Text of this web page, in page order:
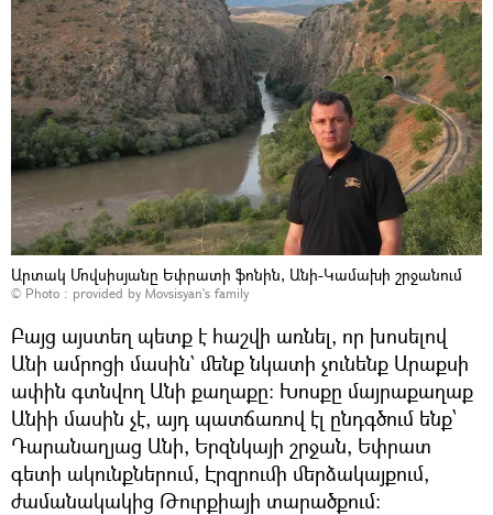
Արտակ Մովսիսյանը Եփրատի ֆոնին, Անի-Կամախի շրջանում
© Photo : provided by Movsisyan's family
Բայց այստեղ պետք է հաշվի առնել, որ խոսելով
Անի ամրոցի մասին` մենք նկատի չունենք Արաքսի
ափին գտնվող Անի քաղաքը։ Խոսքը մայրաքաղաք
Անիի մասին չէ, այդ պատճառով էլ ընդգծում ենք՝
Դարանաղյաց Անի, Երզնկայի շրջան, Եփրատ
գետի ակունքներում, Էրզրումի մերձակայքում,
ժամանակակից Թուրքիայի տարածքում։